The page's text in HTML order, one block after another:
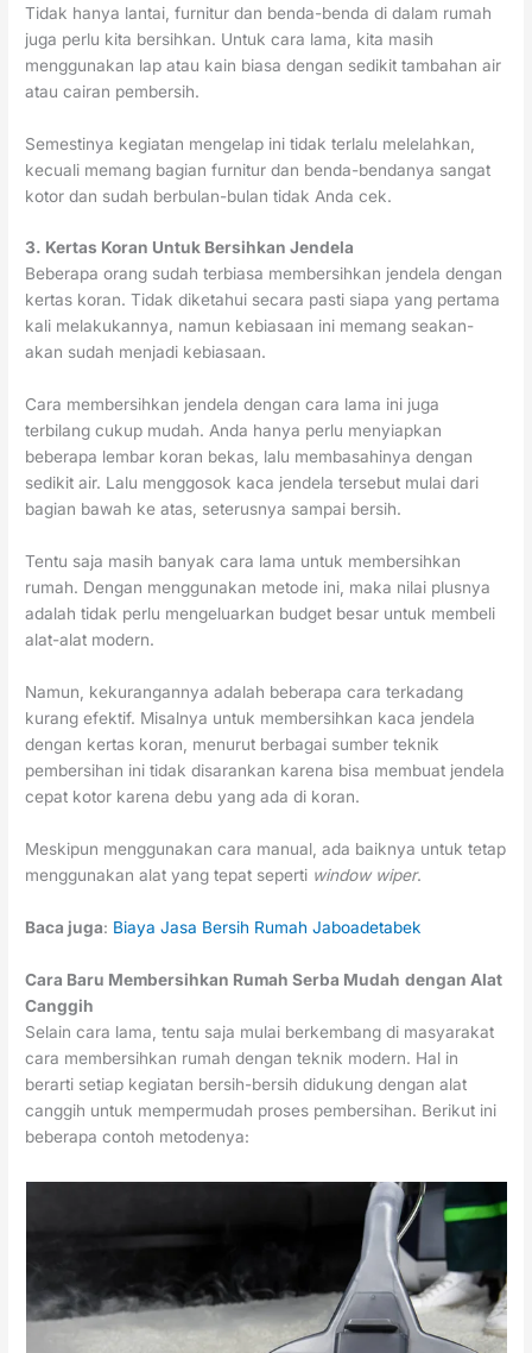
Tidak hanya lantai, furnitur dan benda-benda di dalam rumah
juga perlu kita bersihkan. Untuk cara lama, kita masih
menggunakan lap atau kain biasa dengan sedikit tambahan air
atau cairan pembersih.
Semestinya kegiatan mengelap ini tidak terlalu melelahkan,
kecuali memang bagian furnitur dan benda-bendanya sangat
kotor dan sudah berbulan-bulan tidak Anda cek.
3. Kertas Koran Untuk Bersihkan Jendela
Beberapa orang sudah terbiasa membersihkan jendela dengan
kertas koran. Tidak diketahui secara pasti siapa yang pertama
kali melakukannya, namun kebiasaan ini memang seakan-
akan sudah menjadi kebiasaan.
Cara membersihkan jendela dengan cara lama ini juga
terbilang cukup mudah. Anda hanya perlu menyiapkan
beberapa lembar koran bekas, lalu membasahinya dengan
sedikit air. Lalu menggosok kaca jendela tersebut mulai dari
bagian bawah ke atas, seterusnya sampai bersih.
Tentu saja masih banyak cara lama untuk membersihkan
rumah. Dengan menggunakan metode ini, maka nilai plusnya
adalah tidak perlu mengeluarkan budget besar untuk membeli
alat-alat modern.
Namun, kekurangannya adalah beberapa cara terkadang
kurang efektif. Misalnya untuk membersihkan kaca jendela
dengan kertas koran, menurut berbagai sumber teknik
pembersihan ini tidak disarankan karena bisa membuat jendela
cepat kotor karena debu yang ada di koran.
Meskipun menggunakan cara manual, ada baiknya untuk tetap
menggunakan alat yang tepat seperti window wiper.
Baca juga: Biaya Jasa Bersih Rumah Jaboadetabek
Cara Baru Membersihkan Rumah Serba Mudah dengan Alat
Canggih
Selain cara lama, tentu saja mulai berkembang di masyarakat
cara membersihkan rumah dengan teknik modern. Hal in
berarti setiap kegiatan bersih-bersih didukung dengan alat
canggih untuk mempermudah proses pembersihan. Berikut ini
beberapa contoh metodenya: